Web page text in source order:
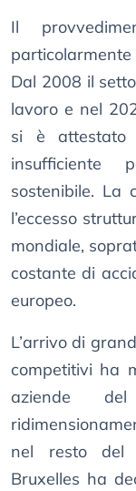
Il
Dal 2008 il
lavoro e nel
si è attestato
insufficiente
sostenibile. La
l’eccesso
mondiale,
costante di
europeo.
L’arrivo di
competitivi ha
aziende
nel resto del
Bruxelles ha